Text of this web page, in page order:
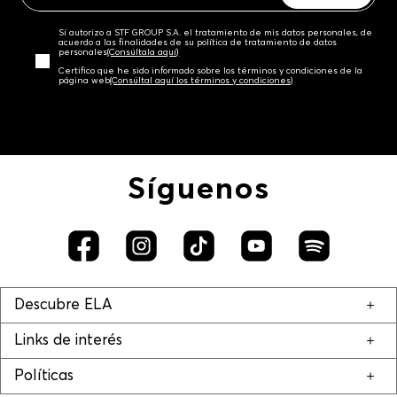
Sí autorizo a STF GROUP S.A. el tratamiento de mis datos personales, de
acuerdo a las finalidades de su política de tratamiento de datos
personales‎(Consúltala aquí)
Certifico que he sido informado sobre los términos y condiciones de la
página web‎(Consúltal aquí los términos y condiciones)
Síguenos
Descubre ELA
Links de interés
Políticas